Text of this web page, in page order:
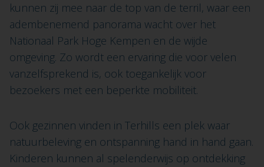
kunnen zij mee naar de top van de terril, waar een
adembenemend panorama wacht over het
Nationaal Park Hoge Kempen en de wijde
omgeving. Zo wordt een ervaring die voor velen
vanzelfsprekend is, ook toegankelijk voor
bezoekers met een beperkte mobiliteit.
Ook gezinnen vinden in Terhills een plek waar
natuurbeleving en ontspanning hand in hand gaan.
Kinderen kunnen al spelenderwijs op ontdekking